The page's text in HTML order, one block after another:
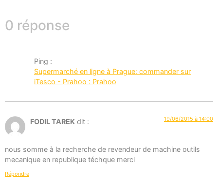
0 réponse
Ping :
Supermarché en ligne à Prague: commander sur
iTesco - Prahoo : Prahoo
FODIL TAREK dit : 19/06/2015 à 14:00
nous somme à la recherche de revendeur de machine outils
mecanique en republique téchque merci
Répondre